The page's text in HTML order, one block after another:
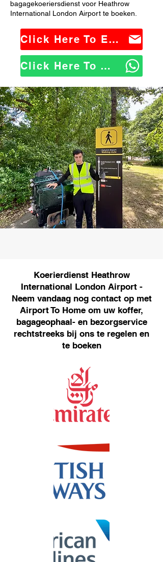
bagagekoeriersdienst voor Heathrow
International London Airport te boeken.
Click Here To Email Us
Click Here To WhatsApp Us
Koerierdienst Heathrow
International London Airport -
Neem vandaag nog contact op met
Airport To Home om uw koffer,
bagageophaal- en bezorgservice
rechtstreeks bij ons te regelen en
te boeken